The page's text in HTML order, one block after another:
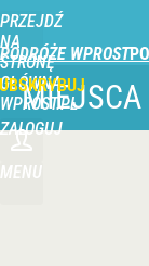
PRZEJDŹ
NA
STRONĘ
GŁÓWNĄ
WPROST.PL
PODRÓŻE WPROST
ZALOGUJ
MENU
MIEJSCA